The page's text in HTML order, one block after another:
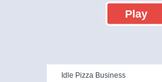
Play
Idle Pizza Business